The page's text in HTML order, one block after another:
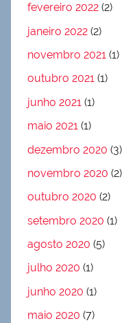
fevereiro 2022 (2)
janeiro 2022 (2)
novembro 2021 (1)
outubro 2021 (1)
junho 2021 (1)
maio 2021 (1)
dezembro 2020 (3)
novembro 2020 (2)
outubro 2020 (2)
setembro 2020 (1)
agosto 2020 (5)
julho 2020 (1)
junho 2020 (1)
maio 2020 (7)